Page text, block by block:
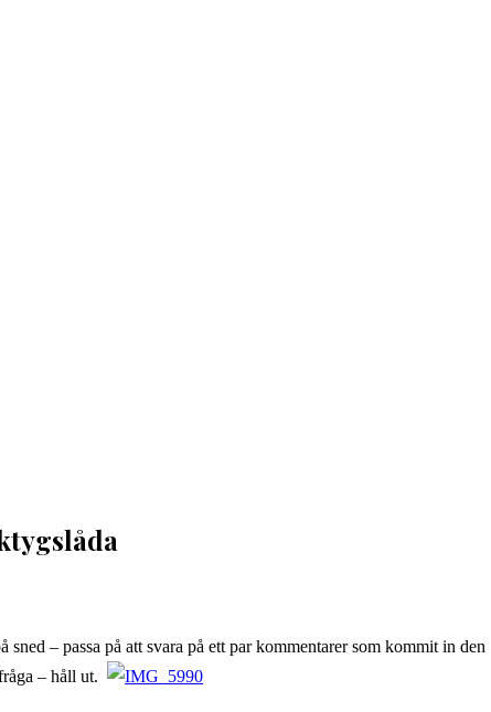
– passa på att svara på ett par kommentarer som kommit in den
– håll ut.